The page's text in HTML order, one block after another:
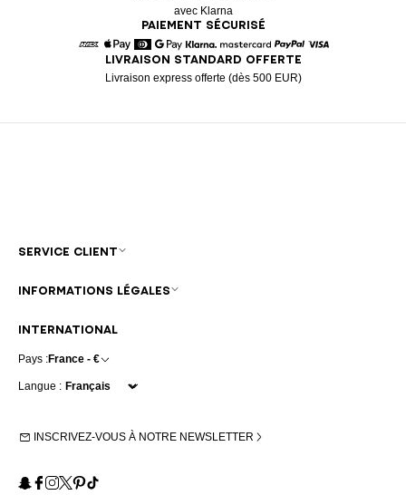
avec Klarna
PAIEMENT SÉCURISÉ
American Express
Apple Pay
DinersGoogle Pay
Klarna MastercardPaypal
LIVRAISON STANDARD OFFERTE
Livraison express offerte (dès 500 EUR)
INTERNATIONAL
Pays :France - €
Langue :
INSCRIVEZ-VOUS À NOTRE NEWSLETTER
Snapchat
Facebook
Instagram
X Pinterest
TikTok
SERVICE CLIENT
INFORMATIONS LÉGALES